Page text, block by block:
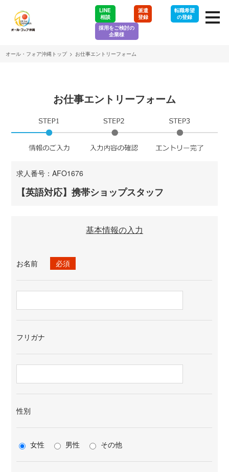
LINE
相談
派遣
登録
転職希望
の登録
採用をご検討の
企業様
オール・フォア沖縄トップ > お仕事エントリーフォーム
お仕事エントリーフォーム
求人番号：AFO1676
【英語対応】携帯ショップスタッフ
基本情報の入力
お名前 必須
フリガナ
性別
女性 男性 その他